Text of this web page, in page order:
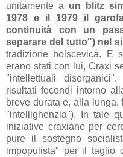
unitamente a un blitz
1978 e il 1979 il
continuità con un
separare del tutto") nel
tradizione bolscevica. E
erano stati con lui, Craxi
"intellettuali
risultati fecondi intorno
breve durata e, alla
"intellighenzia"). In tale
iniziative craxiane per
pure il sostegno
impopulista" per il taglio